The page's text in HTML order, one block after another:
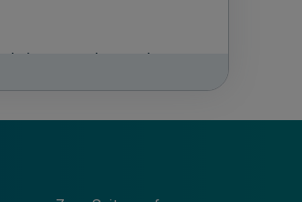
solange das